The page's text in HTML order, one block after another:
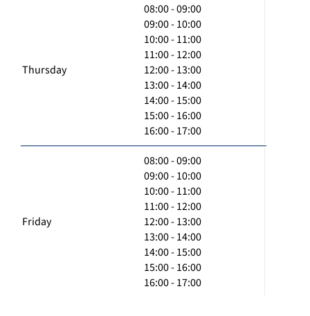
Thursday
08:00 - 09:00
09:00 - 10:00
10:00 - 11:00
11:00 - 12:00
12:00 - 13:00
13:00 - 14:00
14:00 - 15:00
15:00 - 16:00
16:00 - 17:00
Friday
08:00 - 09:00
09:00 - 10:00
10:00 - 11:00
11:00 - 12:00
12:00 - 13:00
13:00 - 14:00
14:00 - 15:00
15:00 - 16:00
16:00 - 17:00